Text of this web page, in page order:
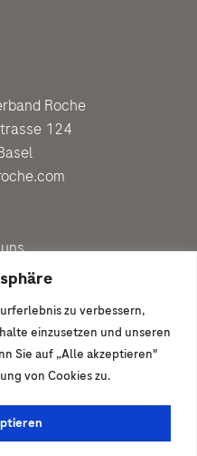
zu verbessern,
einzusetzen und unseren
Sie auf „Alle akzeptieren"
von Cookies zu.
Roche
124